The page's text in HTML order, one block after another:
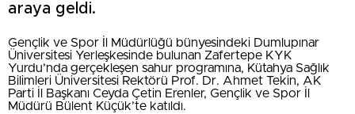
araya geldi.
Gençlik ve Spor İl Müdürlüğü bünyesindeki Dumlupınar
Üniversitesi Yerleşkesinde bulunan Zafertepe KYK
Yurdu’nda gerçekleşen sahur programına, Kütahya Sağlık
Bilimleri Üniversitesi Rektörü Prof. Dr. Ahmet Tekin, AK
Parti İl Başkanı Ceyda Çetin Erenler, Gençlik ve Spor İl
Müdürü Bülent Küçük’te katıldı.